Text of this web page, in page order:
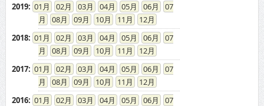
2019: 01 02 03 04 05 06
07
08
09 10 11
12
2018: 01 02 03 04 05 06
07
08
09 10 11
12
2017: 01 02 03 04 05 06
07
08
09 10 11
12
2016: 01 02 03 04 05 06
07